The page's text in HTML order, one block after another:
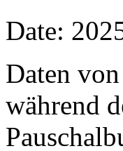
Date:
Daten
während